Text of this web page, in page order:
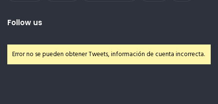
Follow us
Error no se pueden obtener Tweets, información de cuenta incorrecta.